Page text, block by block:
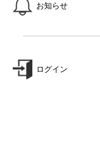
お知らせ
ログイン